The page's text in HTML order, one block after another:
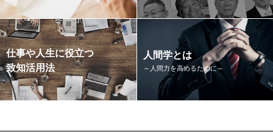
仕事や人生に役立つ
致知活用法
人間学とは
～人間力を高めるために～